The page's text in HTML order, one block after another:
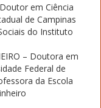
Doutor em Ciência
de Campinas
do Instituto
– Doutora em
Federal de
da Escola